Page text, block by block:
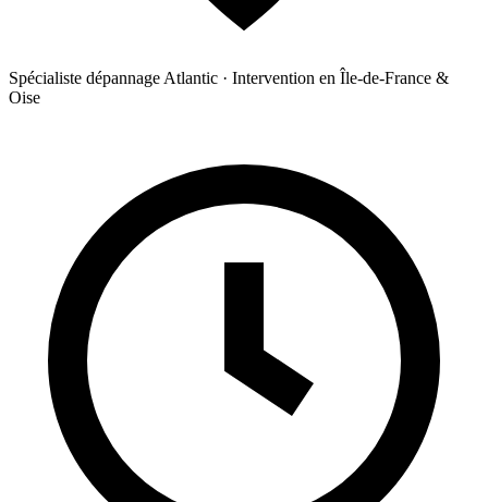
Spécialiste dépannage Atlantic · Intervention en Île-de-France &
Oise